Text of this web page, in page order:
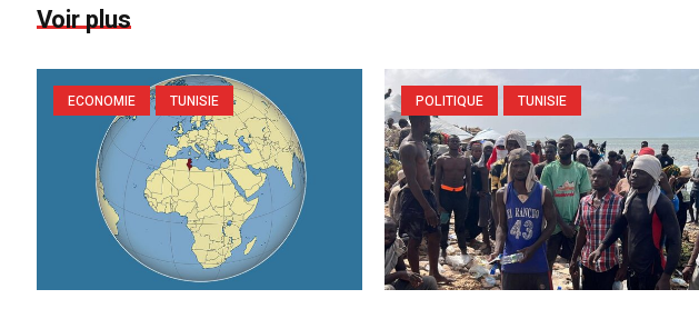
Voir plus
ECONOMIE TUNISIE POLITIQUE TUNISIE